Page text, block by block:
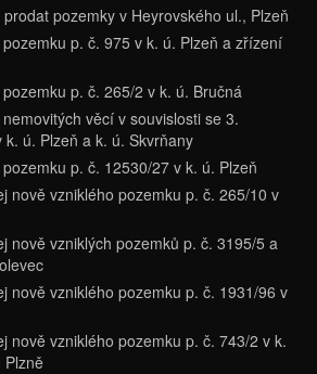
pozemky v Heyrovského ul., Plzeň
p. č. 975 v k. ú. Plzeň a zřízení
p. č. 265/2 v k. ú. Bručná
věcí v souvislosti se 3.
ú. Plzeň a k. ú. Skvrňany
p. č. 12530/27 v k. ú. Plzeň
nově vzniklého pozemku p. č. 265/10 v
nově vzniklých pozemků p. č. 3195/5 a
nově vzniklého pozemku p. č. 1931/96 v
nově vzniklého pozemku p. č. 743/2 v k.
Plzně